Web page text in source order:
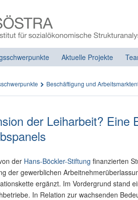
Aktuelle Projekte
Beschäftigung und
der Leiharbeit? Eine
der Hans-Böckler-Stiftung finanzierten
der gewerblichen
ergänzt. Im Vordergrund stand
In Relation zur wachsenden